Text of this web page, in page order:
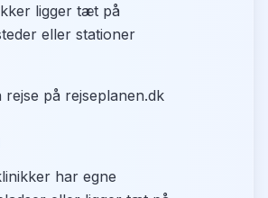
ligger tæt på
eller stationer
på rejseplanen.dk
har egne